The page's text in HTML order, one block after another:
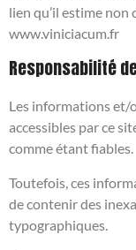
lien qu’il estime non
www.viniciacum.fr
Responsabilité
Les informations et/
accessibles par ce
comme étant fiables.
Toutefois, ces
de contenir des
typographiques.